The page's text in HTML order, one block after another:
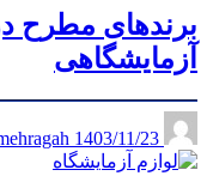
برندهای مطرح
آزمایشگاهی
1403/11/23